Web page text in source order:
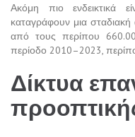
Ακόμη πιο ενδεικτικά
καταγράφουν μια σταδιακή
από τους περίπου
περίοδο 2010–2023,
Δίκτυα